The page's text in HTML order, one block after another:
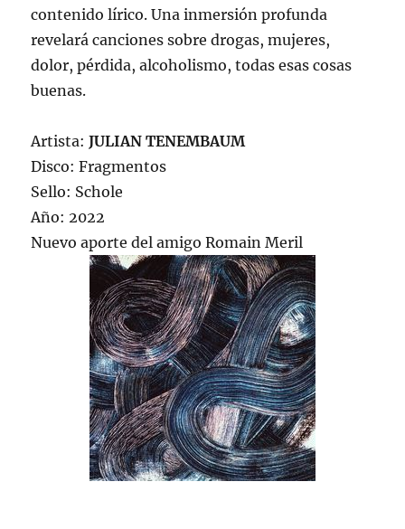
contenido lírico. Una inmersión profunda
revelará canciones sobre drogas, mujeres,
dolor, pérdida, alcoholismo, todas esas cosas
buenas.
Artista:JULIAN TENEMBAUM
Disco: Fragmentos
Sello: Schole
Año: 2022
Nuevo aporte del amigo Romain Meril